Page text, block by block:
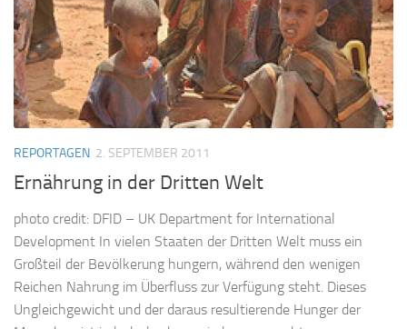
REPORTAGEN 2. SEPTEMBER 2011
Ernährung in der Dritten Welt
photo credit: DFID – UK Department for International
Development In vielen Staaten der Dritten Welt muss ein
Großteil der Bevölkerung hungern, während den wenigen
Reichen Nahrung im Überfluss zur Verfügung steht. Dieses
Ungleichgewicht und der daraus resultierende Hunger der